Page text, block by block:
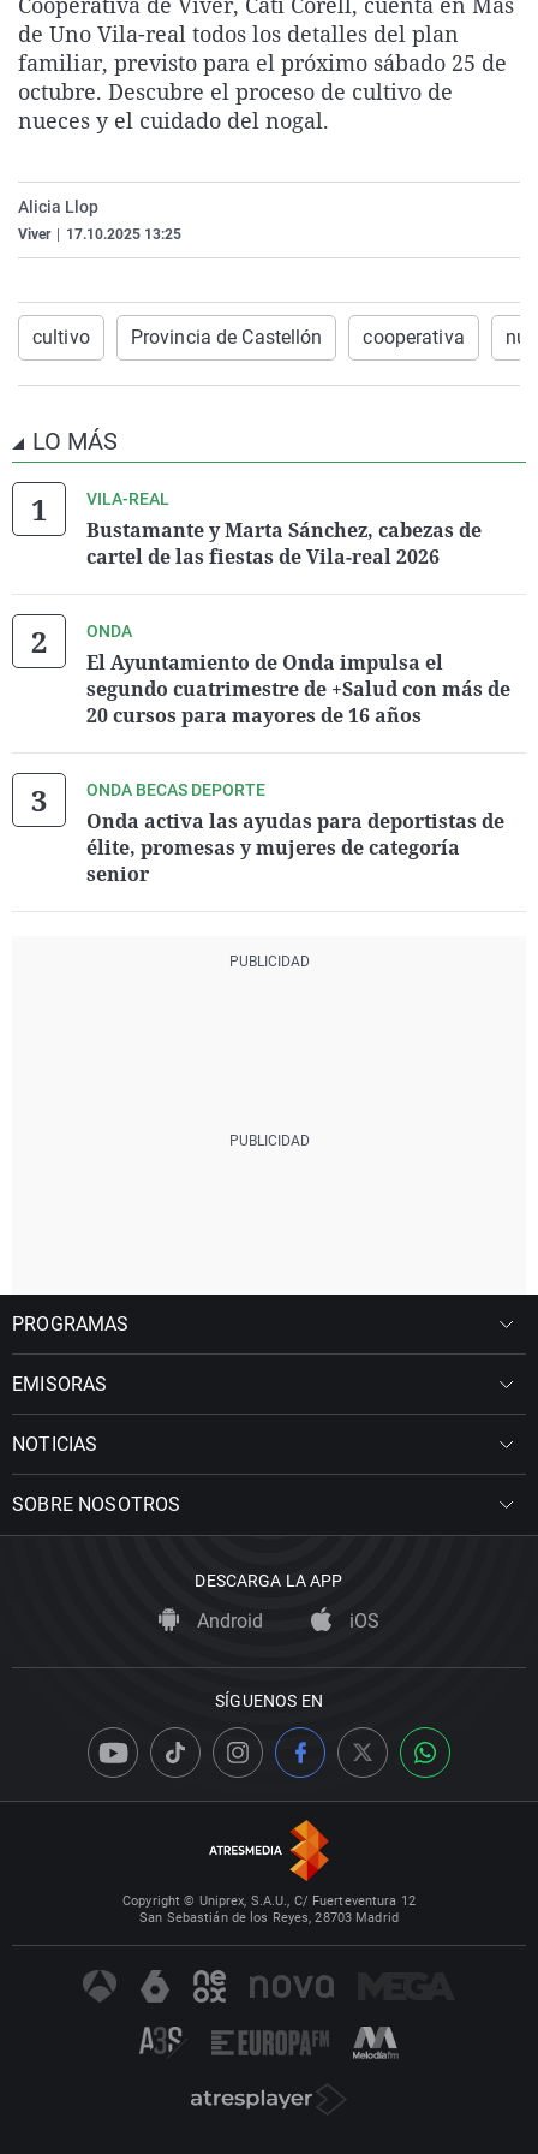
La rosa de los vientos
Gente viajera
Como el perro y el
Caso
Retornados
Equipo de
Extremadura
Galicia
La Rioja
País Vasco
Virales
Televisión
Elecciones
de Uno Vila-real todos los detalles del plan
familiar, previsto para el próximo sábado 25 de
octubre. Descubre el proceso de cultivo de
nueces y el cuidado del nogal.
Alicia Llop
Viver 17.10.2025 13:25
cultivo Provincia de Castellón cooperativa
LO MÁS
VILA-REAL
Bustamante y Marta Sánchez, cabezas de
cartel de las fiestas de Vila-real 2026
ONDA
El Ayuntamiento de Onda impulsa el
segundo cuatrimestre de +Salud con más de
20 cursos para mayores de 16 años
ONDA BECAS DEPORTE
Onda activa las ayudas para deportistas de
élite, promesas y mujeres de categoría
senior
PROGRAMAS
EMISORAS
NOTICIAS
SOBRE NOSOTROS
DESCARGA LA APP
Android iOS
SÍGUENOS EN
Copyright © Uniprex, S.A.U., C/ Fuerteventura 12
San Sebastián de los Reyes, 28703 Madrid